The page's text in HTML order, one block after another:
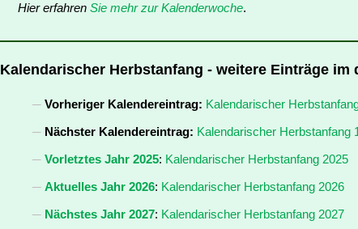
Hier erfahren Sie mehr zur Kalenderwoche.
Kalendarischer Herbstanfang - weitere Einträge im
Vorheriger Kalendereintrag: Kalendarischer
Nächster Kalendereintrag: Kalendarischer Herbstanfang
Vorletztes Jahr 2025: Kalendarischer Herbstanfang 2025
Aktuelles Jahr 2026: Kalendarischer Herbstanfang 2026
Nächstes Jahr 2027: Kalendarischer Herbstanfang 2027